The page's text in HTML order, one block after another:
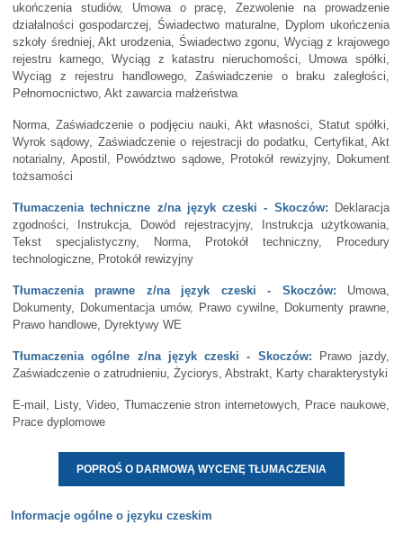
ukończenia studiów, Umowa o pracę, Zezwolenie na prowadzenie
działalności gospodarczej, Świadectwo maturalne, Dyplom ukończenia
szkoły średniej, Akt urodzenia, Świadectwo zgonu, Wyciąg z krajowego
rejestru karnego, Wyciąg z katastru nieruchomości, Umowa spółki,
Wyciąg z rejestru handlowego, Zaświadczenie o braku zaległości,
Pełnomocnictwo, Akt zawarcia małżeństwa
Norma, Zaświadczenie o podjęciu nauki, Akt własności, Statut spółki,
Wyrok sądowy, Zaświadczenie o rejestracji do podatku, Certyfikat, Akt
notarialny, Apostil, Powództwo sądowe, Protokół rewizyjny, Dokument
tożsamości
Tłumaczenia techniczne z/na język czeski - Skoczów: Deklaracja
zgodności, Instrukcja, Dowód rejestracyjny, Instrukcja użytkowania,
Tekst specjalistyczny, Norma, Protokół techniczny, Procedury
technologiczne, Protokół rewizyjny
Tłumaczenia prawne z/na język czeski - Skoczów: Umowa,
Dokumenty, Dokumentacja umów, Prawo cywilne, Dokumenty prawne,
Prawo handlowe, Dyrektywy WE
Tłumaczenia ogólne z/na język czeski - Skoczów: Prawo jazdy,
Zaświadczenie o zatrudnieniu, Życiorys, Abstrakt, Karty charakterystyki
E-mail, Listy, Video, Tłumaczenie stron internetowych, Prace naukowe,
Prace dyplomowe
POPROŚ O DARMOWĄ WYCENĘ TŁUMACZENIA
Informacje ogólne o języku czeskim